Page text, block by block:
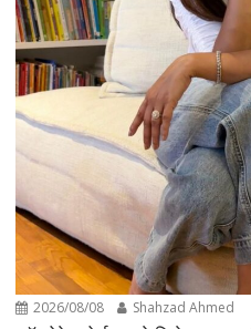
2026/08/08 Shahzad Ahmed